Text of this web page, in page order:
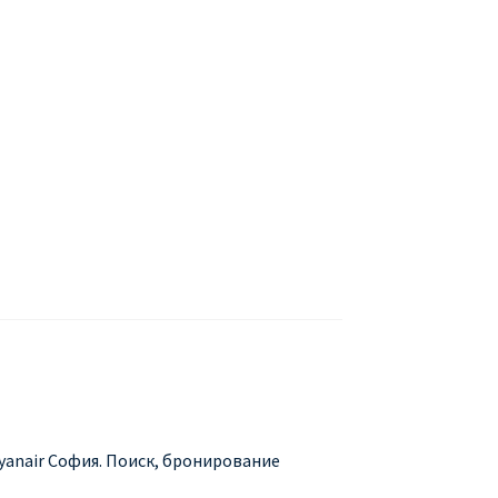
София. Поиск, бронирование